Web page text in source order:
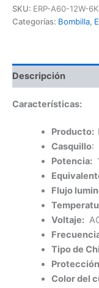
12W
6K
SKU: ERP-A60-12W-6K
Categorías: Bombilla,
Descripción
Características:
Producto:
Casquillo:
Potencia:
Flujo
Voltaje:
Tipo de
Color del